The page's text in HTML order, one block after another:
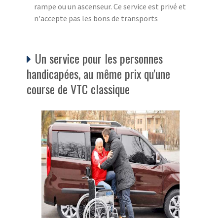
rampe ou un ascenseur. Ce service est privé et
n'accepte pas les bons de transports
Un service pour les personnes
handicapées, au même prix qu'une
course de VTC classique